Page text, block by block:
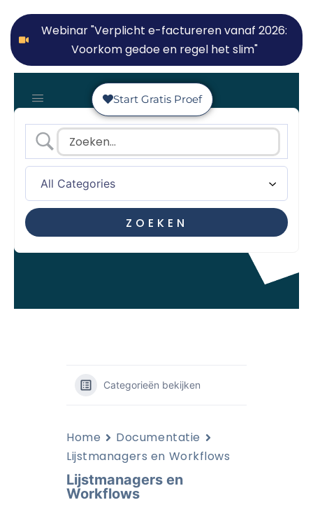
Webinar "Verplicht e-factureren vanaf 2026:
Voorkom gedoe en regel het slim"
Start Gratis Proef
Categorieën bekijken
Home
Documentatie
Lijstmanagers en Workflows
Lijstmanagers en
Workflows